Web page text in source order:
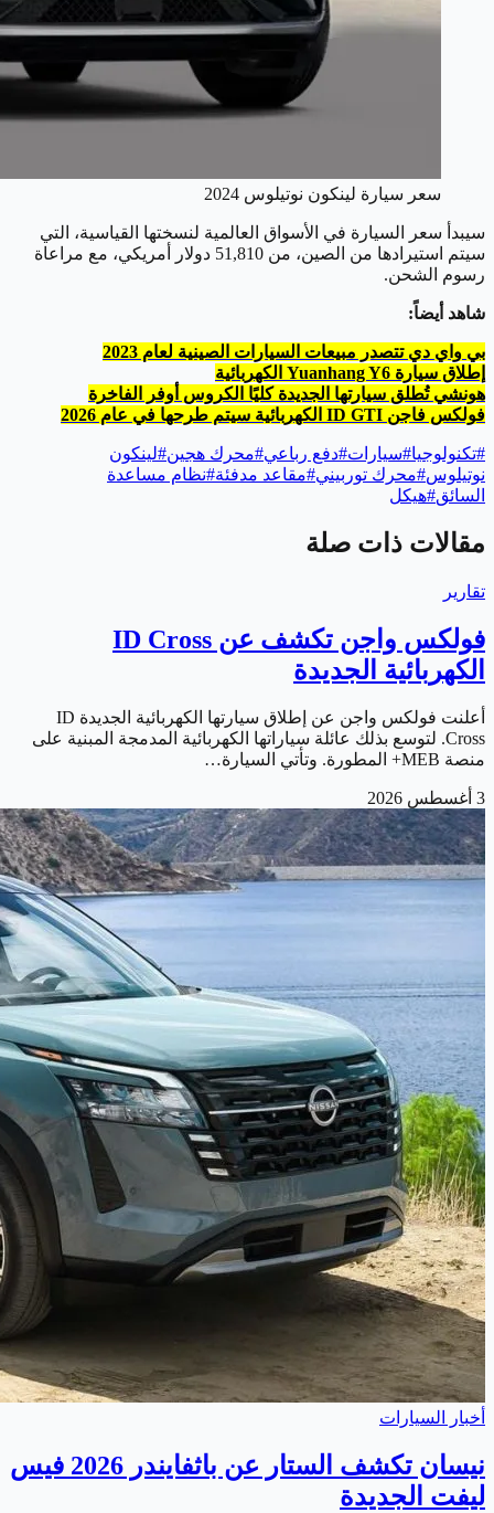
سعر سيارة لينكون نوتيلوس 2024
سيبدأ سعر السيارة في الأسواق العالمية لنسختها القياسية، التي
سيتم استيرادها من الصين، من 51,810 دولار أمريكي، مع مراعاة
رسوم الشحن.
شاهد أيضاً:
بي واي دي تتصدر مبيعات السيارات الصينية لعام 2023
إطلاق سيارة Yuanhang Y6 الكهربائية
هونشي تُطلق سيارتها الجديدة كليًا الكروس أوفر الفاخرة
فولكس فاجن ID GTI الكهربائية سيتم طرحها في عام 2026
#تكنولوجيا#سيارات#دفع رباعي#محرك هجين#لينكون
نوتيلوس#محرك توربيني#مقاعد مدفئة#نظام مساعدة
السائق#هيكل
مقالات ذات صلة
تقارير
فولكس واجن تكشف عن ID Cross
الكهربائية الجديدة
أعلنت فولكس واجن عن إطلاق سيارتها الكهربائية الجديدة ID
Cross. لتوسع بذلك عائلة سياراتها الكهربائية المدمجة المبنية على
منصة MEB+ المطورة. وتأتي السيارة…
3 أغسطس 2026
أخبار السيارات
نيسان تكشف الستار عن باثفايندر 2026 فيس
ليفت الجديدة